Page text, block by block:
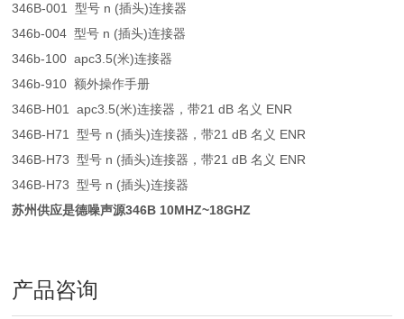
346B-001 型号 n (插头)连接器
346b-004 型号 n (插头)连接器
346b-100 apc3.5(米)连接器
346b-910 额外操作手册
346B-H01 apc3.5(米)连接器，带21 dB 名义 ENR
346B-H71 型号 n (插头)连接器，带21 dB 名义 ENR
346B-H73 型号 n (插头)连接器，带21 dB 名义 ENR
346B-H73 型号 n (插头)连接器
苏州供应是德噪声源346B 10MHZ~18GHZ
产品咨询